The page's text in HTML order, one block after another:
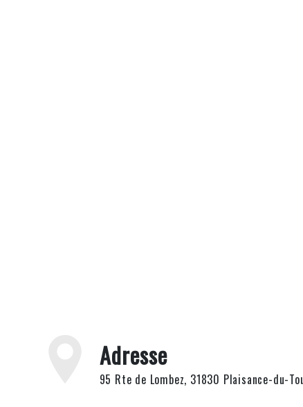
Adresse
95 Rte de Lombez, 31830 Plaisance-du-